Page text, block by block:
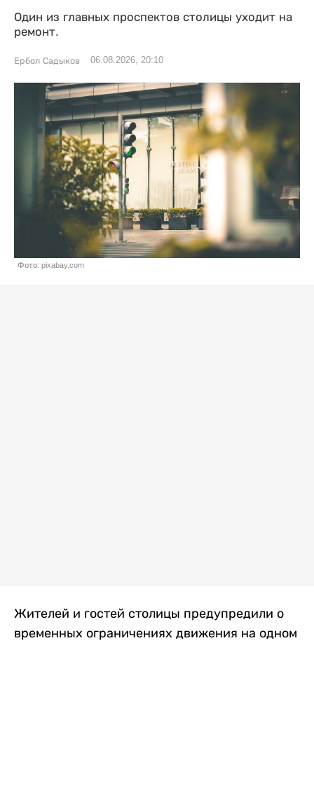
Один из главных проспектов столицы уходит на
ремонт.
Ербол Садыков 06.08.2026, 20:10
Фото: pixabay.com
Жителей и гостей столицы предупредили о
временных ограничениях движения на одном